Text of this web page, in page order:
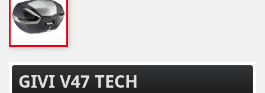
GIVI V47 TECH